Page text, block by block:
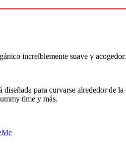
increíblemente suave y
para curvarse alrededor de
time y más.